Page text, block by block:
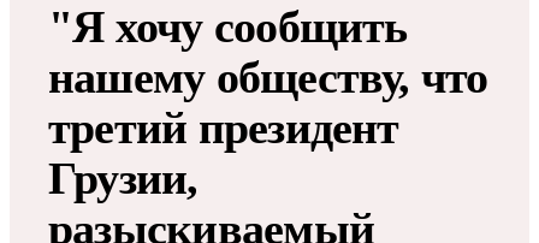
"Я хочу сообщить
нашему обществу, что
третий президент
Грузии,
разыскиваемый